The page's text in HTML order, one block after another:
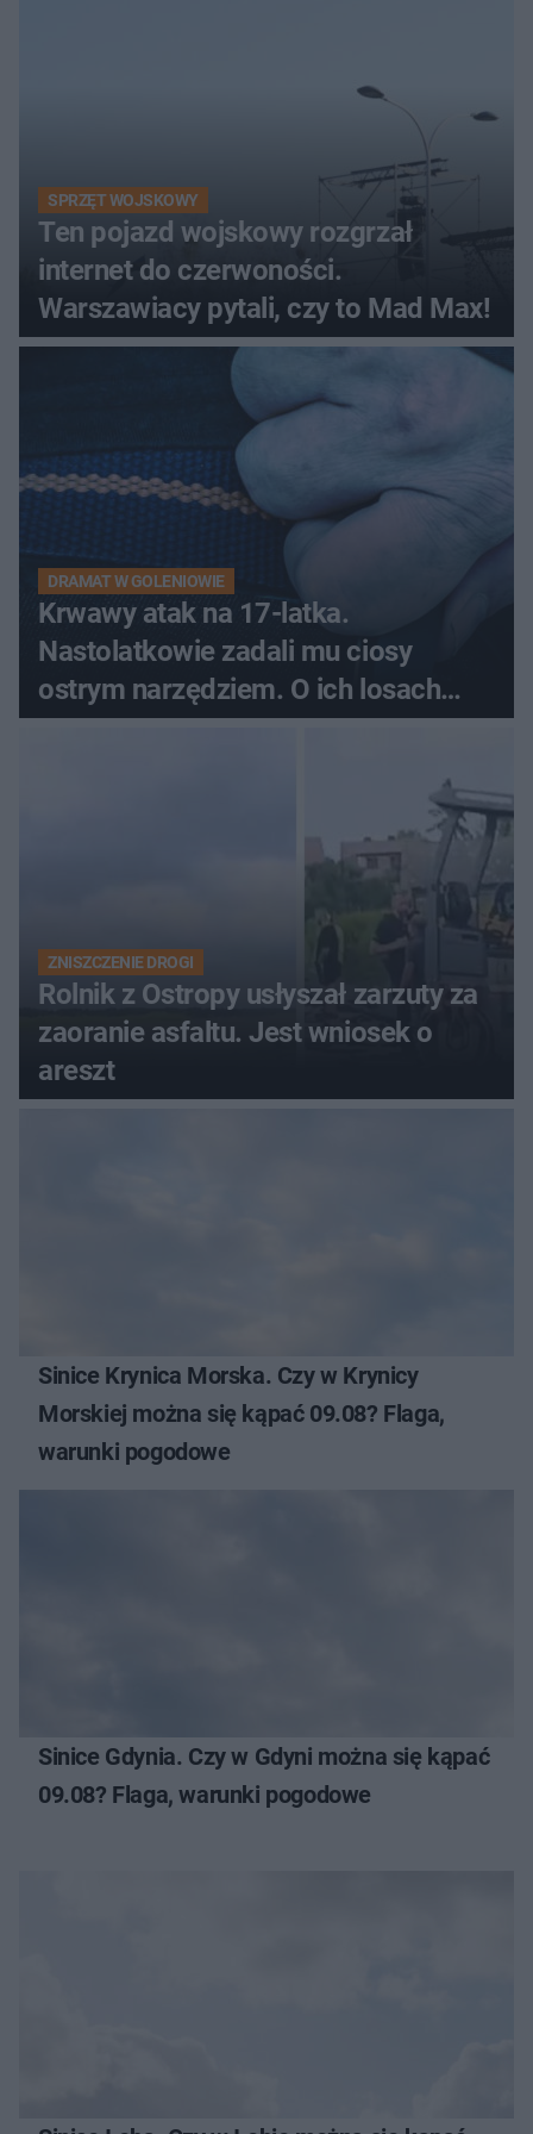
SPRZĘT WOJSKOWY
Ten pojazd wojskowy rozgrzał
internet do czerwoności.
Warszawiacy pytali, czy to Mad Max!
DRAMAT W GOLENIOWIE
Krwawy atak na 17-latka.
Nastolatkowie zadali mu ciosy
ostrym narzędziem. O ich losach
zdecyduje sąd rodzinny
ZNISZCZENIE DROGI
Rolnik z Ostropy usłyszał zarzuty za
zaoranie asfaltu. Jest wniosek o
areszt
Sinice Krynica Morska. Czy w Krynicy
Morskiej można się kąpać 09.08? Flaga,
warunki pogodowe
Sinice Gdynia. Czy w Gdyni można się kąpać
09.08? Flaga, warunki pogodowe